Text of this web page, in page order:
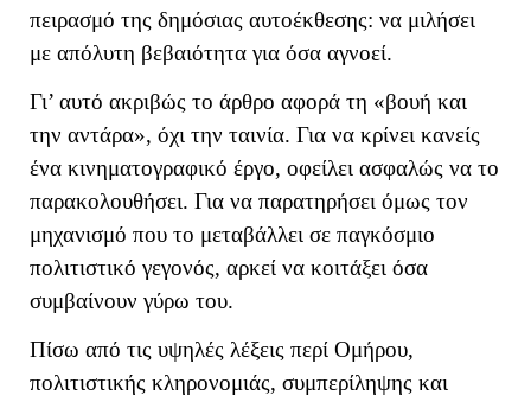
πειρασμό της δημόσιας αυτοέκθεσης: να μιλήσει
με απόλυτη βεβαιότητα για όσα αγνοεί.
Γι’ αυτό ακριβώς το άρθρο αφορά τη «βουή και
την αντάρα», όχι την ταινία. Για να κρίνει κανείς
ένα κινηματογραφικό έργο, οφείλει ασφαλώς να το
παρακολουθήσει. Για να παρατηρήσει όμως τον
μηχανισμό που το μεταβάλλει σε παγκόσμιο
πολιτιστικό γεγονός, αρκεί να κοιτάξει όσα
συμβαίνουν γύρω του.
Πίσω από τις υψηλές λέξεις περί Ομήρου,
πολιτιστικής κληρονομιάς, συμπερίληψης και